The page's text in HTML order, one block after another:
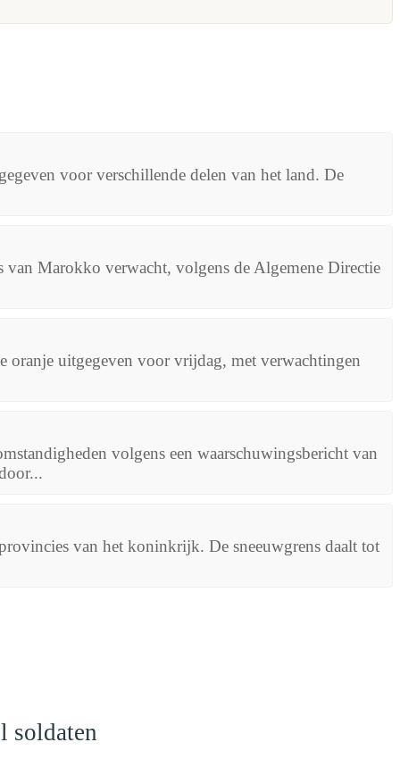
voor verschillende delen van het land. De
Marokko verwacht, volgens de Algemene Directie
oranje uitgegeven voor vrijdag, met verwachtingen
volgens een waarschuwingsbericht van
van het koninkrijk. De sneeuwgrens daalt tot
soldaten